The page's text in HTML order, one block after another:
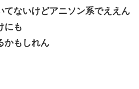
てないけどアニソン系でええん
にも
かもしれん